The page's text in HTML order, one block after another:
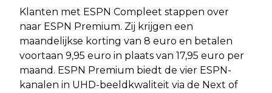
Klanten met ESPN Compleet stappen over
naar ESPN Premium. Zij krijgen een
maandelijkse korting van 8 euro en betalen
voortaan 9,95 euro in plaats van 17,95 euro per
maand. ESPN Premium biedt de vier ESPN-
kanalen in UHD-beeldkwaliteit via de Next of